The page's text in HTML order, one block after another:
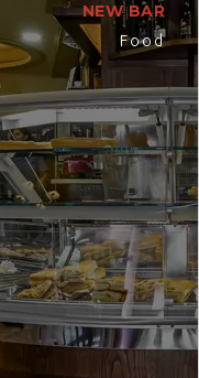
NEW BAR
Food